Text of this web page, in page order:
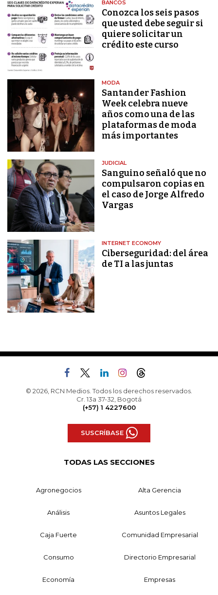
BANCOS
Conozca los seis pasos
que usted debe seguir si
quiere solicitar un
crédito este curso
MODA
Santander Fashion
Week celebra nueve
años como una de las
plataformas de moda
más importantes
JUDICIAL
Sanguino señaló que no
compulsaron copias en
el caso de Jorge Alfredo
Vargas
INTERNET ECONOMY
Ciberseguridad: del área
de TI a las juntas
© 2026, RCN Medios. Todos los derechos reservados.
Cr. 13a 37-32, Bogotá
(+57) 1 4227600
SUSCRÍBASE
TODAS LAS SECCIONES
Agronegocios Alta Gerencia
Análisis Asuntos Legales
Caja Fuerte Comunidad Empresarial
Consumo Directorio Empresarial
Economía Empresas